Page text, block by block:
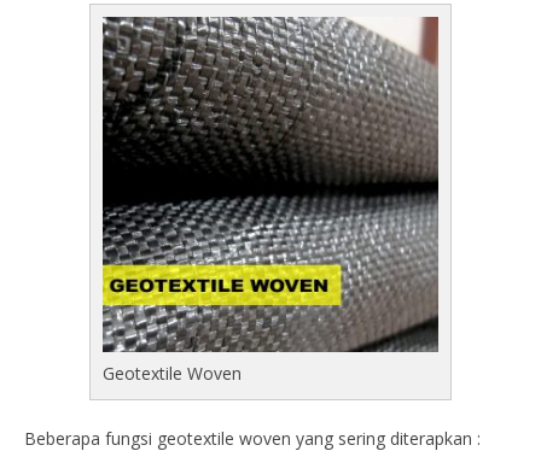
Geotextile Woven
Beberapa fungsi geotextile woven yang sering diterapkan :